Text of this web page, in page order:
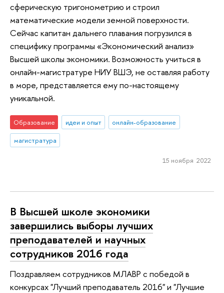
сферическую тригонометрию и строил
математические модели земной поверхности.
Сейчас капитан дальнего плавания погрузился в
специфику программы «Экономический анализ»
Высшей школы экономики. Возможность учиться в
онлайн-магистратуре НИУ ВШЭ, не оставляя работу
в море, представляется ему по-настоящему
уникальной.
Образование идеи и опыт
онлайн-образование
магистратура
15 ноября 2022
В Высшей школе экономики
завершились выборы лучших
преподавателей и научных
сотрудников 2016 года
Поздравляем сотрудников МЛАВР с победой в
конкурсах "Лучший преподаватель 2016" и "Лучшие